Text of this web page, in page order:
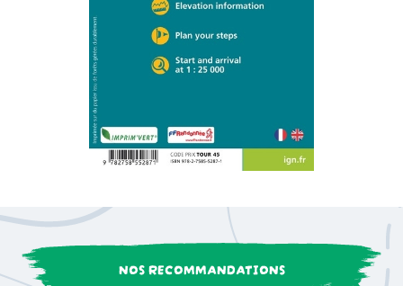
NOS RECOMMANDATIONS